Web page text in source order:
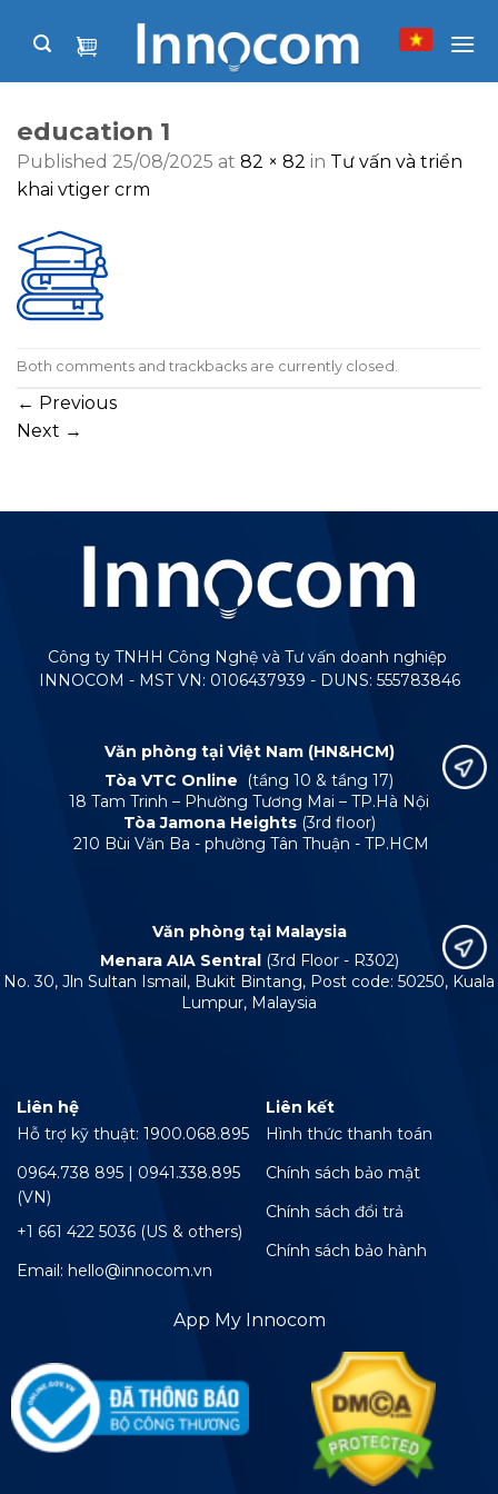
education 1
Published 25/08/2025 at 82 × 82 in Tư vấn và triển
khai vtiger crm
Both comments and trackbacks are currently closed.
← Previous
Next →
Công ty TNHH Công Nghệ và Tư vấn doanh nghiệp
INNOCOM - MST VN: 0106437939 - DUNS: 555783846
Văn phòng tại Việt Nam (HN&HCM)
Tòa VTC Online
(tầng 10 & tầng 17)
18 Tam Trinh – Phường Tương Mai – TP.Hà Nội
Tòa Jamona Heights (3rd floor)
210 Bùi Văn Ba - phường Tân Thuận - TP.HCM
Văn phòng tại Malaysia
Menara AIA Sentral (3rd Floor - R302)
No. 30, Jln Sultan Ismail, Bukit Bintang, Post code: 50250, Kuala
Lumpur, Malaysia
Liên hệ
Hỗ trợ kỹ thuật: 1900.068.895
0964.738 895 | 0941.338.895
(VN)
+1 661 422 5036 (US & others)
Email: hello@innocom.vn
Liên kết
Hình thức thanh toán
Chính sách bảo mật
Chính sách đổi trả
Chính sách bảo hành
App My Innocom